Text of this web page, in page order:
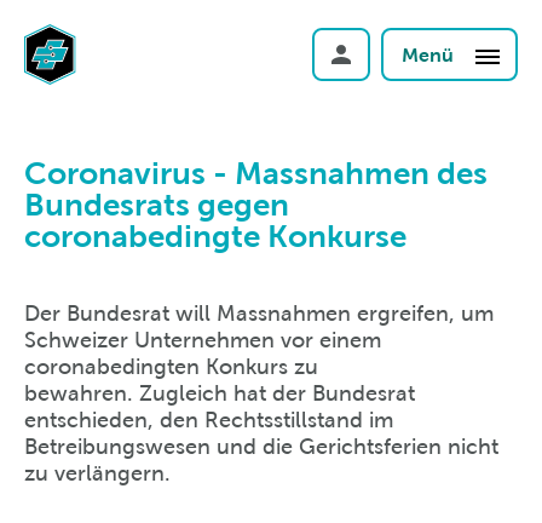
Menü
Coronavirus - Massnahmen des
Bundesrats gegen
coronabedingte Konkurse
Der Bundesrat will Massnahmen ergreifen, um
Schweizer Unternehmen vor einem
coronabedingten Konkurs zu
bewahren. Zugleich hat der Bundesrat
entschieden, den Rechtsstillstand im
Betreibungswesen und die Gerichtsferien nicht
zu verlängern.